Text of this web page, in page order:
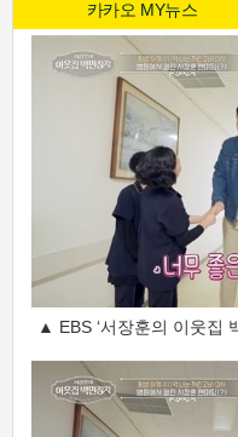
카카오 MY뉴스
▲ EBS ‘서장훈의 이웃집